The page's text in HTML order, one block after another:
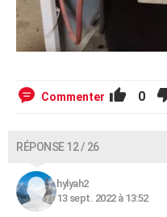
Commenter 0
RÉPONSE 12 / 26
hylyah2
13 sept. 2022 à 13:52